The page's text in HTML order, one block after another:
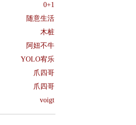
0+1
随意生活
木桩
阿妞不牛
YOLO宥乐
爪四哥
爪四哥
voigt